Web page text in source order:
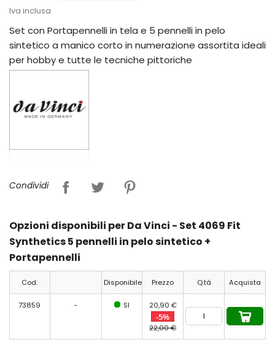
Iva inclusa
Set con Portapennelli in tela e 5 pennelli in pelo
sintetico a manico corto in numerazione assortita ideali
per hobby e tutte le tecniche pittoriche
Condividi
Opzioni disponibili per Da Vinci - Set 4069 Fit
Synthetics 5 pennelli in pelo sintetico +
Portapennelli
Cod. Disponibile Prezzo Q.tà Acquista
73859 - SI 20,90 €
-5%
22,00 €